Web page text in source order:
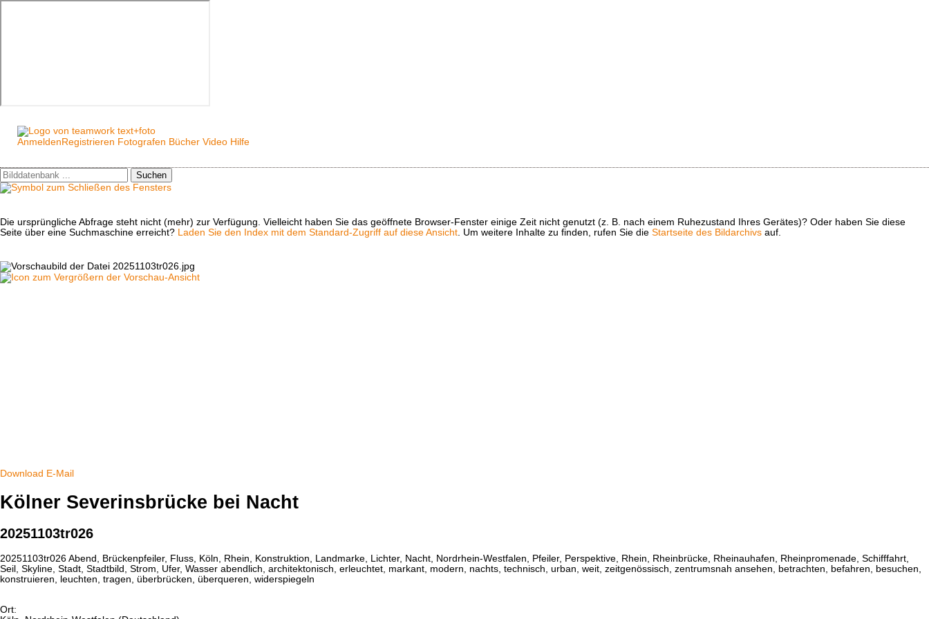
Anmelden Registrieren Fotografen Bücher Video Hilfe
Suchen
Die ursprüngliche Abfrage steht nicht (mehr) zur Verfügung. Vielleicht haben Sie das geöffnete Browser-Fenster einige Zeit nicht genutzt (z. B. nach einem Ruhezustand Ihres Gerätes)? Oder haben Sie diese
Seite über eine Suchmaschine erreicht? Laden Sie den Index mit dem Standard-Zugriff auf diese Ansicht. Um weitere Inhalte zu finden, rufen Sie die Startseite des Bildarchivs auf.
Download E-Mail
Kölner Severinsbrücke bei Nacht
20251103tr026
20251103tr026 Abend, Brückenpfeiler, Fluss, Köln, Rhein, Konstruktion, Landmarke, Lichter, Nacht, Nordrhein-Westfalen, Pfeiler, Perspektive, Rhein, Rheinbrücke, Rheinauhafen, Rheinpromenade, Schifffahrt,
Seil, Skyline, Stadt, Stadtbild, Strom, Ufer, Wasser abendlich, architektonisch, erleuchtet, markant, modern, nachts, technisch, urban, weit, zeitgenössisch, zentrumsnah ansehen, betrachten, befahren, besuchen,
konstruieren, leuchten, tragen, überbrücken, überqueren, widerspiegeln
Ort: